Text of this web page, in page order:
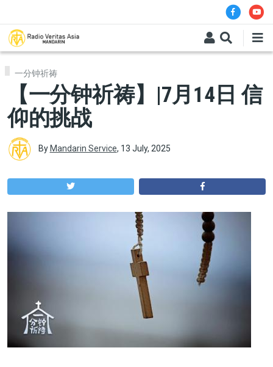
一分钟祈祷
【一分钟祈祷】|​​​​​​​7月14日 信
仰的挑战
By Mandarin Service, 13 July, 2025